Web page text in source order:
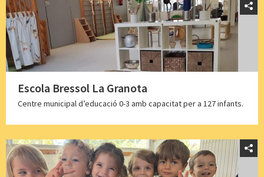
Escola Bressol La Granota
Centre municipal d’educació 0-3 amb capacitat per a 127 infants.